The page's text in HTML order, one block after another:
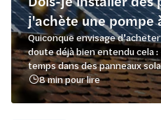
j'achète une pompe
Quiconque envisage
doute déjà bien entendu cela
temps dans des panneaux
8 min pour lire